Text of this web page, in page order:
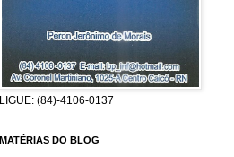
LIGUE: (84)-4106-0137
MATÉRIAS DO BLOG